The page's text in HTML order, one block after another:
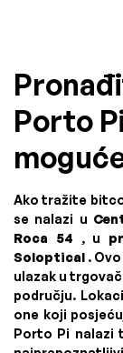
Porto
Ako tražite
se nalazi u
Roca 54 , u
Soloptical .
ulazak u
području.
one koji
Porto Pi nalazi